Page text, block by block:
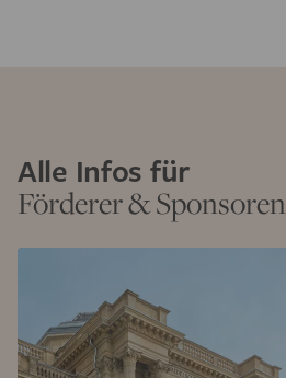
Alle Infos für
Förderer & Sponsoren